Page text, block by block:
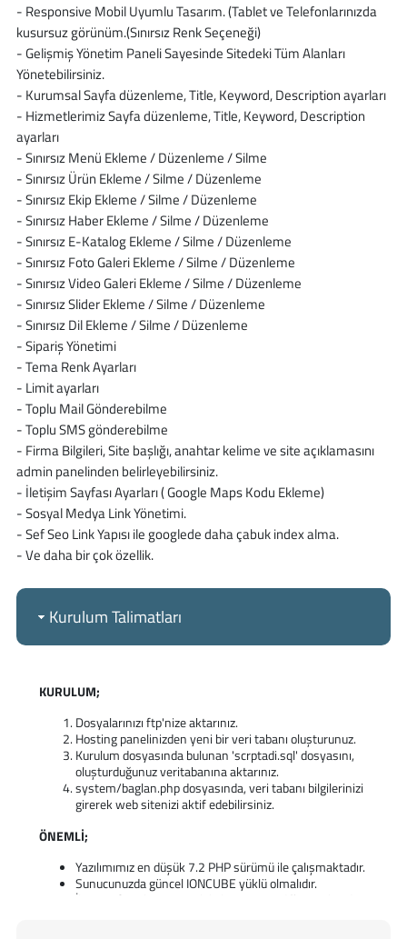
- Responsive Mobil Uyumlu Tasarım. (Tablet ve Telefonlarınızda
kusursuz görünüm.(Sınırsız Renk Seçeneği)
- Gelişmiş Yönetim Paneli Sayesinde Sitedeki Tüm Alanları
Yönetebilirsiniz.
- Kurumsal Sayfa düzenleme, Title, Keyword, Description ayarları
- Hizmetlerimiz Sayfa düzenleme, Title, Keyword, Description
ayarları
- Sınırsız Menü Ekleme / Düzenleme / Silme
- Sınırsız Ürün Ekleme / Silme / Düzenleme
- Sınırsız Ekip Ekleme / Silme / Düzenleme
- Sınırsız Haber Ekleme / Silme / Düzenleme
- Sınırsız E-Katalog Ekleme / Silme / Düzenleme
- Sınırsız Foto Galeri Ekleme / Silme / Düzenleme
- Sınırsız Video Galeri Ekleme / Silme / Düzenleme
- Sınırsız Slider Ekleme / Silme / Düzenleme
- Sınırsız Dil Ekleme / Silme / Düzenleme
- Sipariş Yönetimi
- Tema Renk Ayarları
- Limit ayarları
- Toplu Mail Gönderebilme
- Toplu SMS gönderebilme
- Firma Bilgileri, Site başlığı, anahtar kelime ve site açıklamasını
admin panelinden belirleyebilirsiniz.
- İletişim Sayfası Ayarları ( Google Maps Kodu Ekleme)
- Sosyal Medya Link Yönetimi.
- Sef Seo Link Yapısı ile googlede daha çabuk index alma.
- Ve daha bir çok özellik.
Kurulum Talimatları
KURULUM;
Dosyalarınızı ftp'nize aktarınız.
Hosting panelinizden yeni bir veri tabanı oluşturunuz.
Kurulum dosyasında bulunan 'scrptadi.sql' dosyasını,
oluşturduğunuz veritabanına aktarınız.
system/baglan.php dosyasında, veri tabanı bilgilerinizi
girerek web sitenizi aktif edebilirsiniz.
ÖNEMLİ;
Yazılımımız en düşük 7.2 PHP sürümü ile çalışmaktadır.
Sunucunuzda güncel IONCUBE yüklü olmalıdır.
İletişim formları, SMTP bilgilerini girmediğiniz taktirde